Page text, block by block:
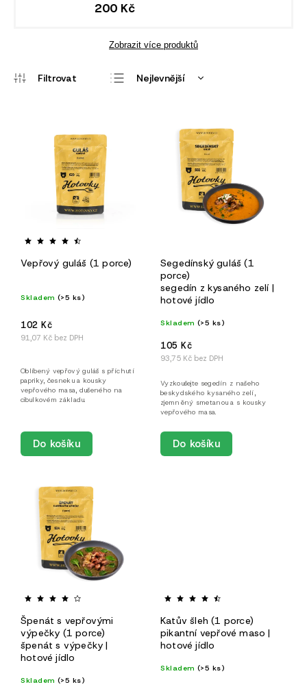
200 Kč
Zobrazit více produktů
Nejlevnější
Abecedně
Vepřový guláš (1 porce)
Skladem (>5 ks)
91,07 Kč bez DPH
102 Kč
Do košíku
Oblíbený vepřový guláš s příchutí
papriky, česneku a kousky
vepřového masa, dušeného na
cibulkovém základu.
Segedínský guláš (1
porce)
segedín z kysaného zelí |
hotové jídlo
Skladem (>5 ks)
93,75 Kč bez DPH
105 Kč
Do košíku
Vyzkoušejte segedín z našeho
beskydského kysaného zelí,
zjemněný smetanou a s kousky
vepřového masa.
Špenát s vepřovými
výpečky (1 porce)
špenát s výpečky |
hotové jídlo
Skladem (>5 ks)
Katův šleh (1 porce)
pikantní vepřové maso |
hotové jídlo
Skladem (>5 ks)